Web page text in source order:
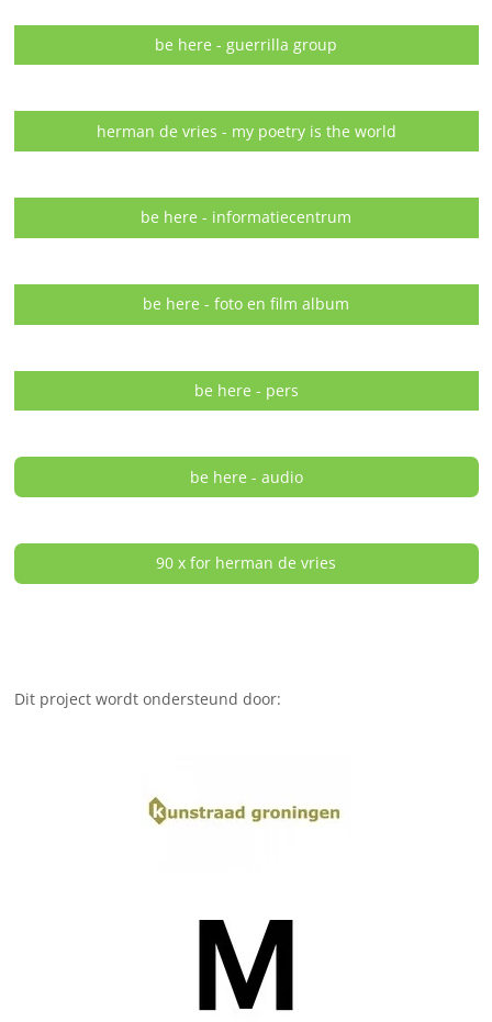
be here - guerrilla group
herman de vries - my poetry is the world
be here - informatiecentrum
be here - foto en film album
be here - pers
be here - audio
90 x for herman de vries
Dit project wordt ondersteund door: